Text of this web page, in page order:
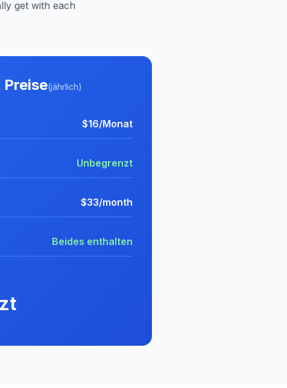
get with each
(jährlich)
$16/Monat
Unbegrenzt
$33/month
Beides enthalten